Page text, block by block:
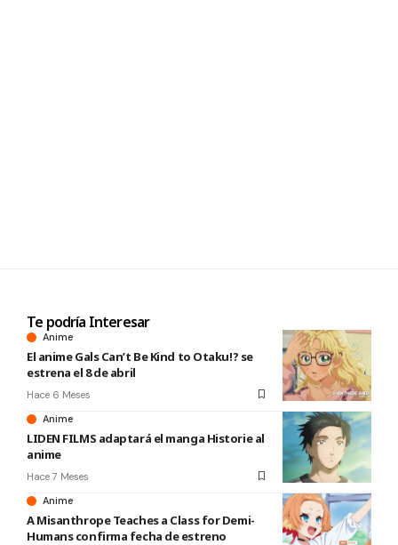
Te podría Interesar
Anime
El anime Gals Can’t Be Kind to Otaku!? se
estrena el 8 de abril
Hace 6 Meses
Anime
LIDEN FILMS adaptará el manga Historie al
anime
Hace 7 Meses
Anime
A Misanthrope Teaches a Class for Demi-
Humans confirma fecha de estreno